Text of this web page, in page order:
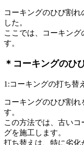
コーキングのひび割
した。
ここでは、コーキン
す。
＊コーキングのひ
1:コーキングの打ち替え
コーキングのひび割
す。
この方法では、古い
グを施工します。
打ち替えは、特に劣化